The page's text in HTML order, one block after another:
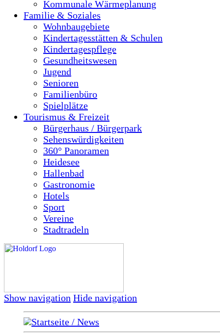
Kommunale Wärmeplanung
Familie & Soziales
Wohnbaugebiete
Kindertagesstätten & Schulen
Kindertagespflege
Gesundheitswesen
Jugend
Senioren
Familienbüro
Spielplätze
Tourismus & Freizeit
Bürgerhaus / Bürgerpark
Sehenswürdigkeiten
360° Panoramen
Heidesee
Hallenbad
Gastronomie
Hotels
Sport
Vereine
Stadtradeln
Show navigation Hide navigation
Startseite / News